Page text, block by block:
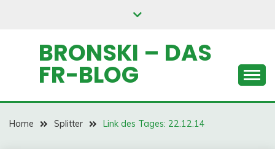
BRONSKI – DAS
FR-BLOG
Home Splitter Link des Tages: 22.12.14